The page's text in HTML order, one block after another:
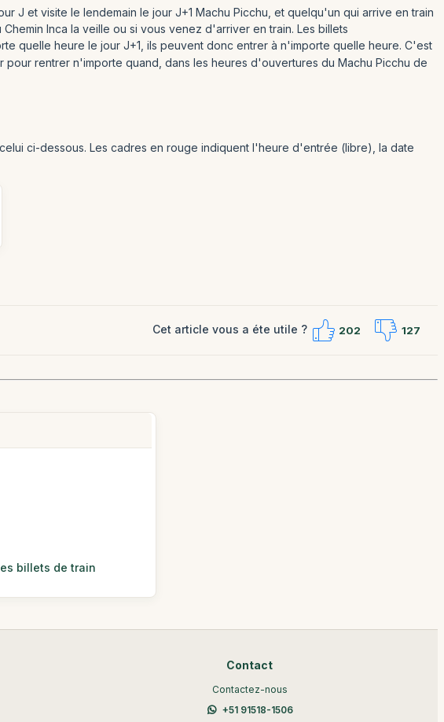
J et visite le lendemain le jour J+1 Machu Picchu, et quelqu'un qui arrive en train
Inca la veille ou si vous venez d'arriver en train. Les billets
quelle heure le jour J+1, ils peuvent donc entrer à n'importe quelle heure. C'est
rentrer n'importe quand, dans les heures d'ouvertures du Machu Picchu de
ci-dessous. Les cadres en rouge indiquent l'heure d'entrée (libre), la date
Cet article vous a éte utile ? 202 127
billets de train
Contact
Contactez-nous
+51 91518-1506